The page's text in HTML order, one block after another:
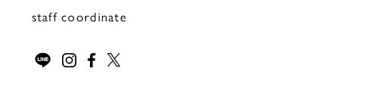
staff coordinate